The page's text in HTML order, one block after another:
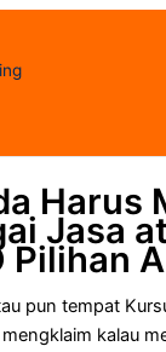
Harus
Jasa
Pilihan
pun tempat
kalau